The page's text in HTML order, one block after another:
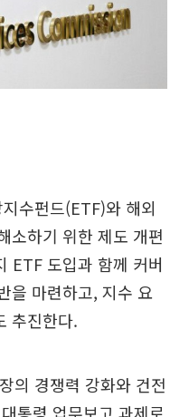
수펀드(ETF)와 해외
소하기 위한 제도 개편
ETF 도입과 함께 커버
을 마련하고, 지수 요
추진한다.
의 경쟁력 강화와 건전
통령 업무보고 과제로